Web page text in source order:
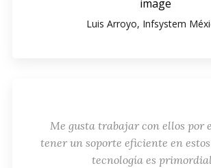
Luis Arroyo, Infsystem
Me gusta trabajar con ellos por
tener un soporte eficiente en
tecnología es